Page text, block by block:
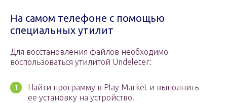
На самом телефоне с помощью
специальных утилит
Для восстановления файлов необходимо
воспользоваться утилитой Undeleter:
Найти программу в Play Market и выполнить
ее установку на устройство.